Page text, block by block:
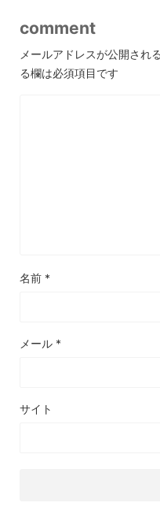
comment
メールアドレスが公開され
る欄は必須項目です
名前 *
メール *
サイト